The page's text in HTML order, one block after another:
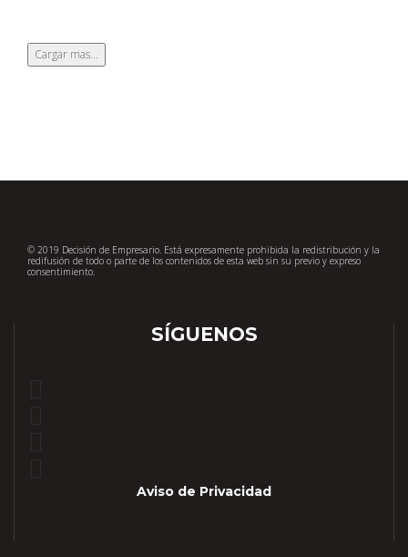
Cargar mas...
© 2019 Decisión de Empresario. Está expresamente prohibida la redistribución y la
redifusión de todo o parte de los contenidos de esta web sin su previo y expreso
consentimiento.
SÍGUENOS
Aviso de Privacidad